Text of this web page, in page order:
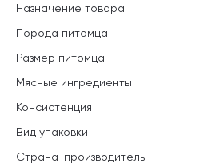
Назначение товара
Порода питомца
Размер питомца
Мясные ингредиенты
Консистенция
Вид упаковки
Страна-производитель